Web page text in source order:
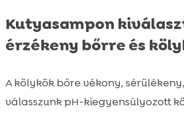
Kutyasampon
érzékeny bőrre és
A kölykök bőre vékony,
válasszunk pH-kiegyensúlyozott